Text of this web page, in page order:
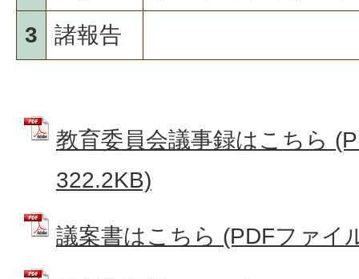
3
諸報告
教育委員会議事録はこちら
322.2KB)
議案書はこちら (PDFファイ